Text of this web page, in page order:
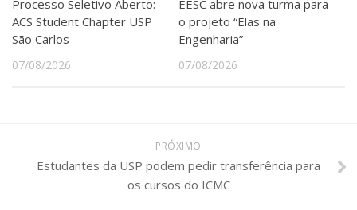
Processo Seletivo Aberto:
ACS Student Chapter USP
São Carlos
07/08/2026
EESC abre nova turma para
o projeto “Elas na
Engenharia”
07/08/2026
PRÓXIMO
Estudantes da USP podem pedir transferência para
os cursos do ICMC